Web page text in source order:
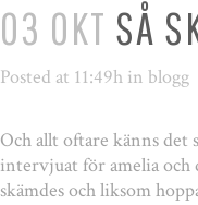
03 OKT SÅ
Posted at 11:49h in blogg
Och allt oftare känns det
intervjuat för amelia och
skämdes och liksom